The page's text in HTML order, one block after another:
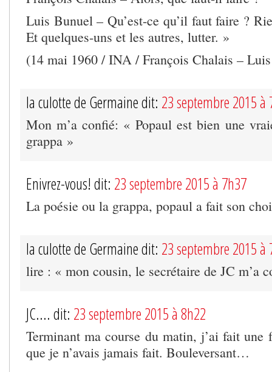
Luis Bunuel – Qu’est-ce qu’il faut faire ?
Et quelques-uns et les autres, lutter. »
(14 mai 1960 / INA / François Chalais –
la culotte de Germaine dit: 23 septembre 2015 à
Mon m’a confié: « Popaul est bien une
grappa »
Enivrez-vous! dit: 23 septembre 2015 à 7h37
La poésie ou la grappa, popaul a fait son
la culotte de Germaine dit: 23 septembre 2015 à
lire : « mon cousin, le secrétaire de JC m’a
JC.... dit: 23 septembre 2015 à 8h22
Terminant ma course du matin, j’ai fait une
que je n’avais jamais fait. Bouleversant…